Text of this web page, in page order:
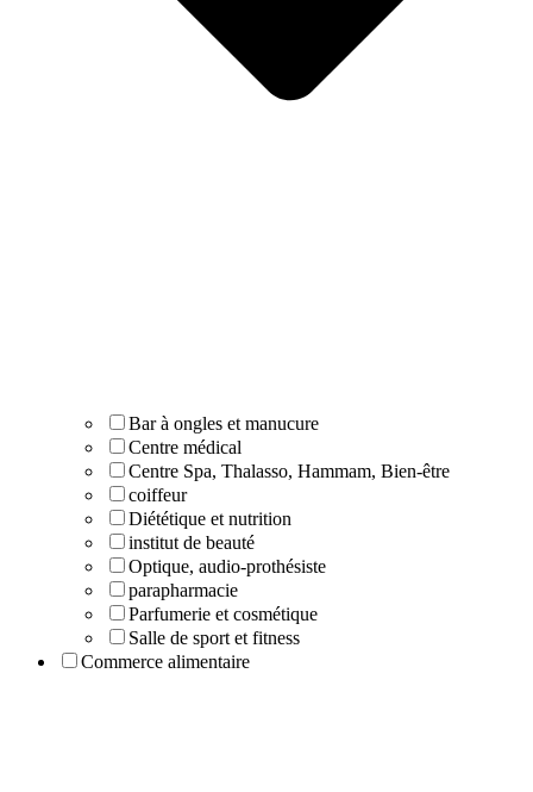
Bar à ongles et manucure
Centre médical
Centre Spa, Thalasso, Hammam, Bien-être
coiffeur
Diététique et nutrition
institut de beauté
Optique, audio-prothésiste
parapharmacie
Parfumerie et cosmétique
Salle de sport et fitness
Commerce alimentaire